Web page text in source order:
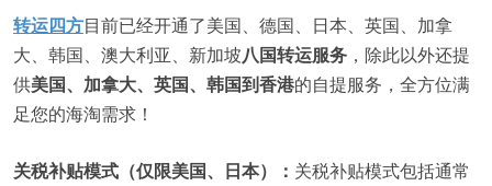
转运四方目前已经开通了美国、德国、日本、英国、加拿
大、韩国、澳大利亚、新加坡八国转运服务 ，除此以外还提
供美国、加拿大、英国、 韩国到香港的自提服务，全方位满
足您的海淘需求！
关税补贴模式（仅限美国、日本）： 关税补贴模式包括通常